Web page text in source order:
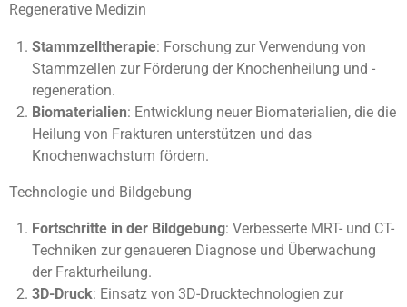
Regenerative Medizin
Stammzelltherapie: Forschung zur Verwendung von
Stammzellen zur Förderung der Knochenheilung und -
regeneration.
Biomaterialien: Entwicklung neuer Biomaterialien, die die
Heilung von Frakturen unterstützen und das
Knochenwachstum fördern.
Technologie und Bildgebung
Fortschritte in der Bildgebung: Verbesserte MRT- und CT-
Techniken zur genaueren Diagnose und Überwachung
der Frakturheilung.
3D-Druck: Einsatz von 3D-Drucktechnologien zur